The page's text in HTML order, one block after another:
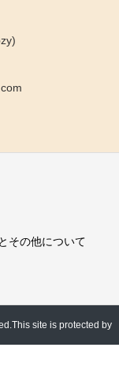
その他について
site is protected by